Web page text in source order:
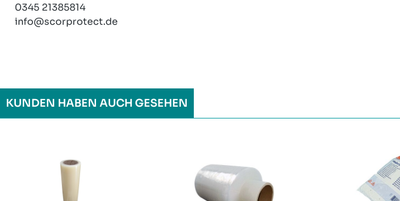
0345 21385814
info@scorprotect.de
KUNDEN HABEN AUCH GESEHEN